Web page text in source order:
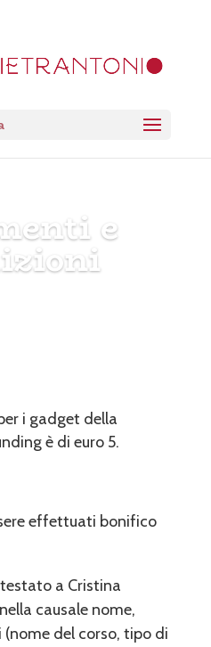
e
i gadget della
è di euro 5.
effettuati bonifico
a Cristina
causale nome,
del corso, tipo di